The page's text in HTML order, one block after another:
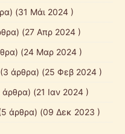
(31 Μάι 2024 )
(27 Απρ 2024 )
(24 Μαρ 2024 )
(3 άρθρα) (25 Φεβ 2024 )
άρθρα) (21 Ιαν 2024 )
άρθρα) (09 Δεκ 2023 )